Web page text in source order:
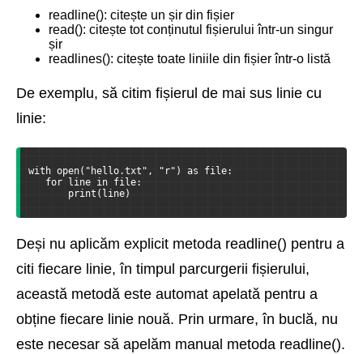
readline(): citește un șir din fișier
read(): citește tot conținutul fișierului într-un singur
șir
readlines(): citește toate liniile din fișier într-o listă
De exemplu, să citim fișierul de mai sus linie cu
linie:
with open("hello.txt", "r") as file:
for line in file:
print(line)
Deși nu aplicăm explicit metoda readline() pentru a
citi fiecare linie, în timpul parcurgerii fișierului,
această metodă este automat apelată pentru a
obține fiecare linie nouă. Prin urmare, în buclă, nu
este necesar să apelăm manual metoda readline().